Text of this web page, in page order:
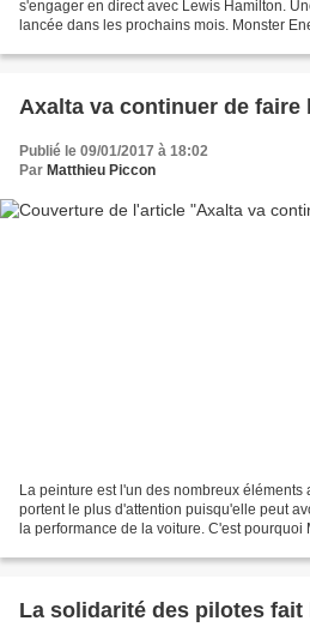
s'engager en direct avec Lewis Hamilton.
lancée dans les prochains mois. Monster
Axalta va continuer de faire
Publié le 09/01/2017 à 18:02
Par Matthieu Piccon
La peinture est l'un des nombreux
portent le plus d'attention puisqu'elle peut
la performance de la voiture. C'est
La solidarité des pilotes fait